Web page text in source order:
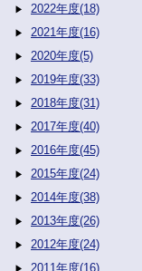
2022年度(18)
2021年度(16)
2020年度(5)
2019年度(33)
2018年度(31)
2017年度(40)
2016年度(45)
2015年度(24)
2014年度(38)
2013年度(26)
2012年度(24)
2011年度(16)